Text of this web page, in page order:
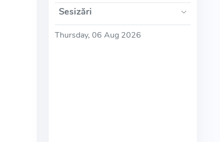
Sesizări
Thursday, 06 Aug 2026